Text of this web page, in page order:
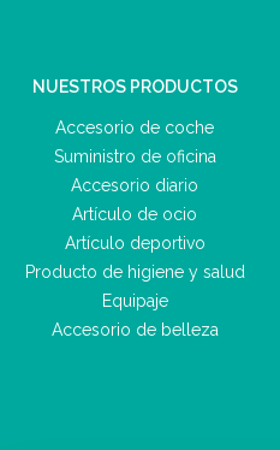
NUESTROS PRODUCTOS
Accesorio de coche
Suministro de oficina
Accesorio diario
Artículo de ocio
Artículo deportivo
Producto de higiene y salud
Equipaje
Accesorio de belleza